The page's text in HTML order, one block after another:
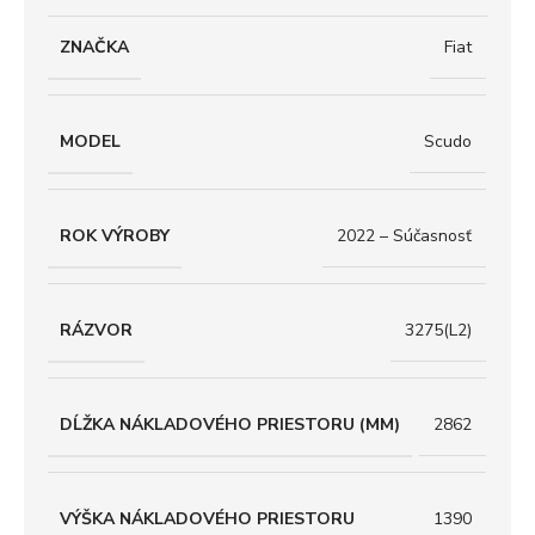
ZNAČKA Fiat
MODEL Scudo
ROK VÝROBY 2022 – Súčasnosť
RÁZVOR 3275(L2)
DĹŽKA NÁKLADOVÉHO PRIESTORU (MM) 2862
VÝŠKA NÁKLADOVÉHO PRIESTORU 1390